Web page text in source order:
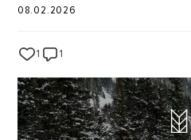
08.02.2026
заслуженный отдых ️ Для гостей предусмотрено
главного снега, скорости и удовольствия от катания.
далеко. Она уже здесь в горах, которые начинаются
сразу за дверью
hotels.com/arkhyz/
1 1